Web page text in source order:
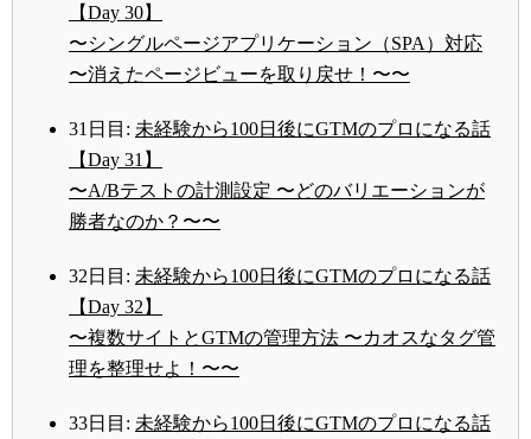
【Day 30】
〜シングルページアプリケーション（SPA）対応
〜消えたページビューを取り戻せ！〜〜
31日目: 未経験から100日後にGTMのプロになる話
【Day 31】
〜A/Bテストの計測設定 〜どのバリエーションが
勝者なのか？〜〜
32日目: 未経験から100日後にGTMのプロになる話
【Day 32】
〜複数サイトとGTMの管理方法 〜カオスなタグ管
理を整理せよ！〜〜
33日目: 未経験から100日後にGTMのプロになる話